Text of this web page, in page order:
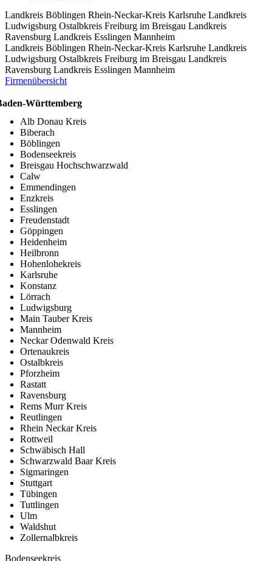
Landkreis Böblingen Rhein-Neckar-Kreis Karlsruhe Landkreis
Ludwigsburg Ostalbkreis Freiburg im Breisgau Landkreis
Ravensburg Landkreis Esslingen Mannheim
Landkreis Böblingen Rhein-Neckar-Kreis Karlsruhe Landkreis
Ludwigsburg Ostalbkreis Freiburg im Breisgau Landkreis
Ravensburg Landkreis Esslingen Mannheim
Firmenübersicht
Württemberg
Alb Donau Kreis
Biberach
Böblingen
Bodenseekreis
Breisgau Hochschwarzwald
Calw
Emmendingen
Enzkreis
Esslingen
Freudenstadt
Göppingen
Heidenheim
Heilbronn
Hohenlohekreis
Karlsruhe
Konstanz
Lörrach
Ludwigsburg
Main Tauber Kreis
Mannheim
Neckar Odenwald Kreis
Ortenaukreis
Ostalbkreis
Pforzheim
Rastatt
Ravensburg
Rems Murr Kreis
Reutlingen
Rhein Neckar Kreis
Rottweil
Schwäbisch Hall
Schwarzwald Baar Kreis
Sigmaringen
Stuttgart
Tübingen
Tuttlingen
Ulm
Waldshut
Zollernalbkreis
Bodenseekreis